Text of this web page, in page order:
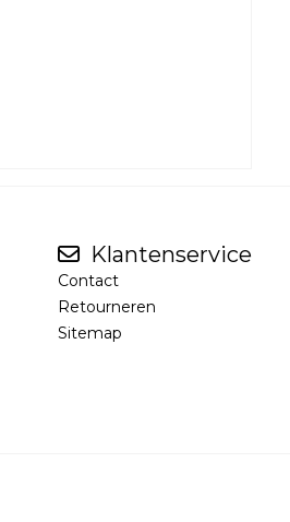
Klantenservice
Contact
Retourneren
Sitemap